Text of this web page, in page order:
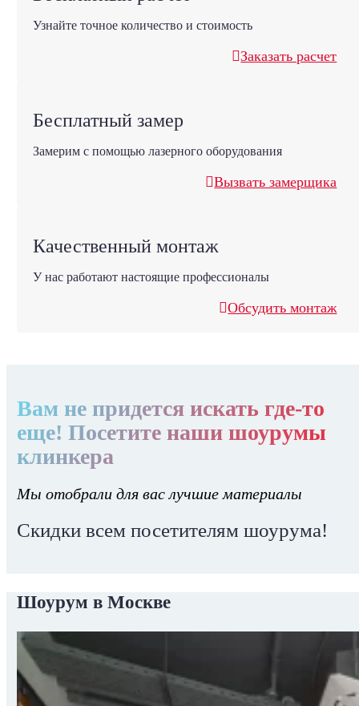
Узнайте точное количество и стоимость
Заказать расчет
Бесплатный замер
Замерим с помощью лазерного оборудования
Вызвать замерщика
Качественный монтаж
У нас работают настоящие профессионалы
Обсудить монтаж
Вам не придется искать где-то
еще! Посетите наши шоурумы
клинкера
Мы отобрали для вас лучшие материалы
Скидки всем посетителям шоурума!
Шоурум в Москве